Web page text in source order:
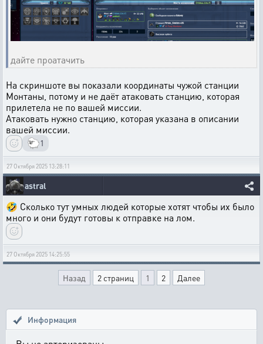
дайте проатачить
На скриншоте вы показали координаты чужой станции
Монтаны, потому и не даёт атаковать станцию, которая
прилетела не по вашей миссии.
Атаковать нужно станцию, которая указана в описании
вашей миссии.
🐑1
27 Октября 2025 13:28:11
astral
🤣 Сколько тут умных людей которые хотят чтобы их было
много и они будут готовы к отправке на лом.
27 Октября 2025 14:25:55
Назад 2 страниц 1 2 Далее
Информация